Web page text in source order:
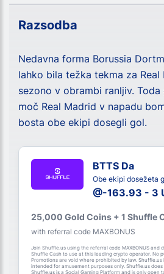
Razsodba
Nedavna forma Borussia
lahko bila težka tekma za
sezono v obrambi ranljiv.
moč Real Madrid v napadu
bosta obe ekipi dosegli gol.
BTTS Da
Obe ekipi dosežeta
@-163.93 - 3
25,000 Gold Coins + 1 Shuffle
with referral code MAXBONUS
Join Shuffle.us using the referral code MAXBONUS and
Shuffle Cash to use at this leading crypto operator. No
Promotions are void where prohibited by law.
intended for amusement purposes only. Shuffle.us
Shuffle.us is a Social Gaming Platform and is only open